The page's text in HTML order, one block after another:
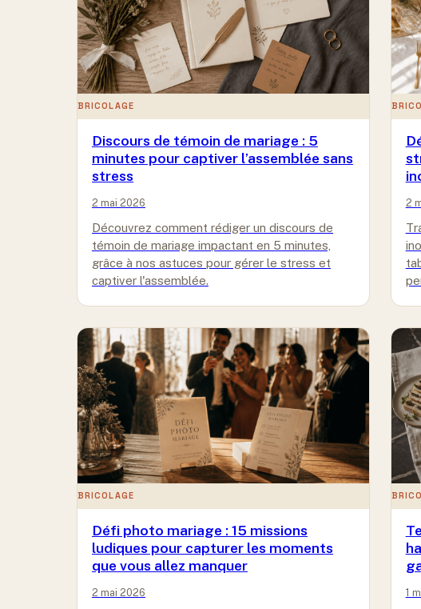
BRICOLAGE
Discours de témoin de mariage : 5
minutes pour captiver l’assemblée sans
stress
2 mai 2026
Découvrez comment rédiger un discours de
témoin de mariage impactant en 5 minutes,
grâce à nos astuces pour gérer le stress et
captiver l'assemblée.
2
BRICOLAGE
Défi photo mariage : 15 missions
ludiques pour capturer les moments
que vous allez manquer
2 mai 2026 1